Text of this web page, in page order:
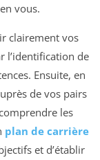
vous.
clairement vos
l’identification de
Ensuite, en
de vos pairs
les
plan de carrière
et d’établir